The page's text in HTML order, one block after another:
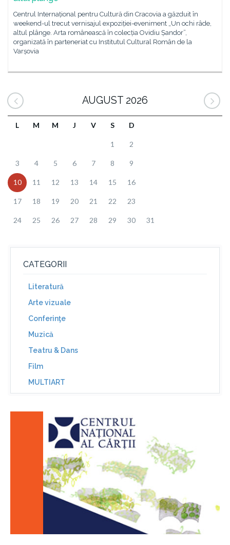
Centrul Internațional pentru Cultură din Cracovia a găzduit în
weekend-ul trecut vernisajul expoziției-eveniment „Un ochi râde,
altul plânge. Arta românească în colecția Ovidiu Șandor”,
organizată în parteneriat cu Institutul Cultural Român de la
Varșovia
AUGUST 2026
L M M J V S D
1 2
3 4 5 6 7 8 9
10 11 12 13 14 15 16
17 18 19 20 21 22 23
24 25 26 27 28 29 30 31
CATEGORII
Literatură
Arte vizuale
Conferinţe
Muzică
Teatru & Dans
Film
MULTIART